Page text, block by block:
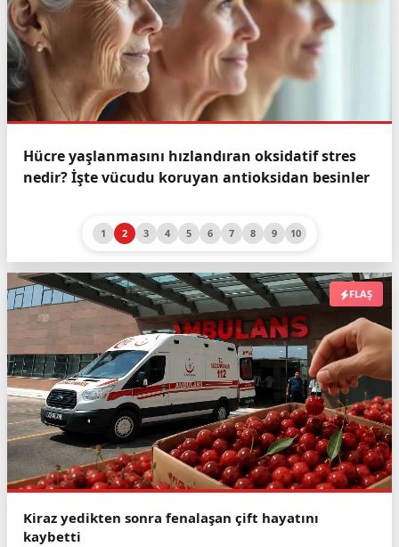
Astım ve KOAH hastaları dikkat! Bu mağarada
temiz nefes var
1 2 3 4 5 6 7 8 9 10
FLAŞ
Kiraz yedikten sonra fenalaşan çift hayatını
kaybetti